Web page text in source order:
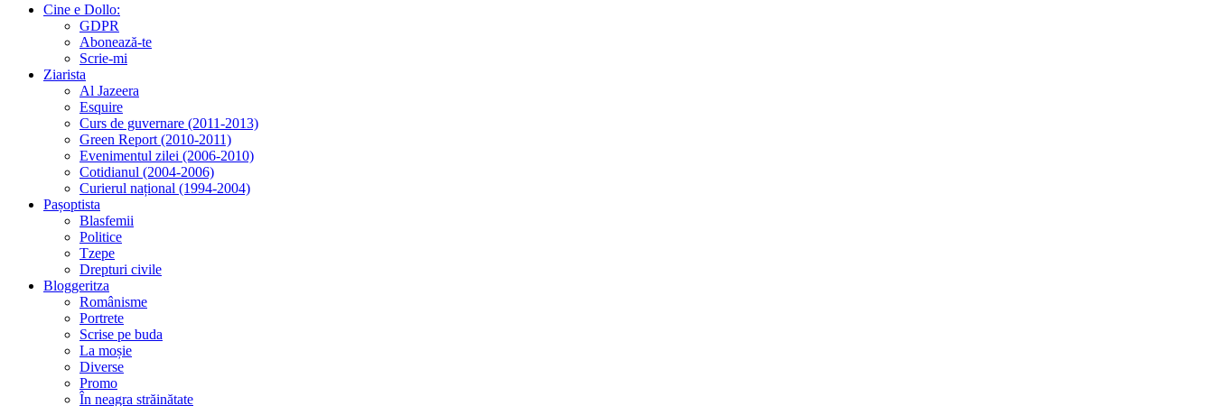
Cine e Dollo:
GDPR
Abonează-te
Scrie-mi
Ziarista
Al Jazeera
Esquire
Curs de guvernare (2011-2013)
Green Report (2010-2011)
Evenimentul zilei (2006-2010)
Cotidianul (2004-2006)
Curierul național (1994-2004)
Pașoptista
Blasfemii
Politice
Tzepe
Drepturi civile
Bloggeritza
Românisme
Portrete
Scrise pe buda
La moșie
Diverse
Promo
În neagra străinătate